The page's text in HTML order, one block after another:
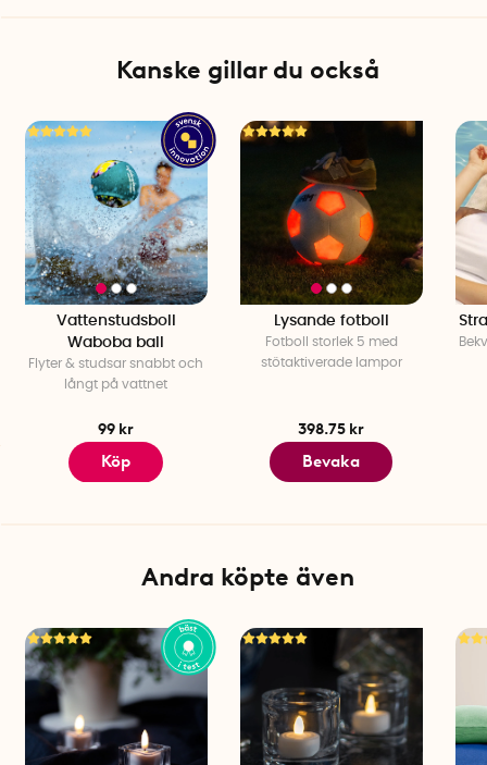
Kanske gillar du också
Vattenstudsboll
Waboba ball
Flyter & studsar snabbt och
långt på vattnet
99 kr
Köp
Lysande fotboll
Fotboll storlek 5 med
stötaktiverade lampor
398.75 kr
Bevaka
Andra köpte även